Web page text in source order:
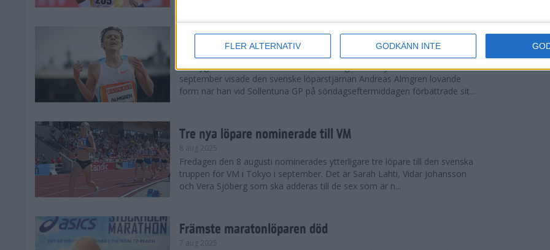
FLER ALTERNATIV GODKÄNN INTE
Svenskt rekord när Almgren testade VM-formen
En dryg månad före friidrotts-VM, som avgörs i Tokyo den 13-21
september visade den svenske löparstjärnan Andreas Almgren lovande
form när han vid Sollentuna GP på söndagseftermiddagen förbättrade sit...
Tre nya löpare nominerade till VM
8 aug 2025
Fredagen den 8 augusti nominerades ytterligare tre löpare till den svenska
truppen för VM i Tokyo i september. Det är Sarah Lahti, Vidar Johansson
och Vera Sjöberg som ska adderas till de sex som är n...
Främste maratonlöparen död
7 aug 2025